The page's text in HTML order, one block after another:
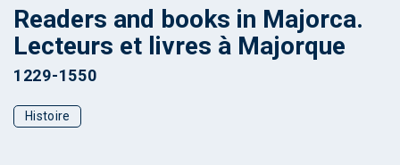
Readers and books in Majorca.
Lecteurs et livres à Majorque
1229-1550
Histoire